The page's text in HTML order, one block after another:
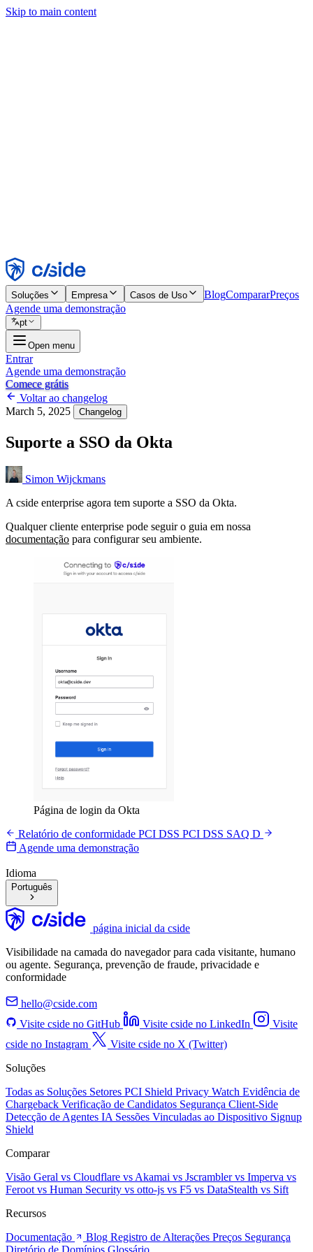
Skip to main content
Rejeitar
Soluções Empresa Casos de Uso BlogCompararPreços
Agende uma demonstração
pt
Open menu
Entrar
Agende uma demonstração
Comece grátis
Voltar ao changelog
March 5, 2025
Changelog
Suporte a SSO da Okta
Simon Wijckmans
A cside enterprise agora tem suporte a SSO da Okta.
Qualquer cliente enterprise pode seguir o guia em nossa
documentação para configurar seu ambiente.
Página de login da Okta
Relatório de conformidade PCI DSS PCI DSS SAQ D
Agende uma demonstração
Idioma
Português
página inicial da cside
Visibilidade na camada do navegador para cada visitante, humano
ou agente. Segurança, prevenção de fraude, privacidade e
conformidade
hello@cside.com
Visite cside no GitHub
Visite cside no LinkedIn
Visite
cside no Instagram
Visite cside no X (Twitter)
Soluções
Todas as Soluções Setores PCI Shield Privacy Watch Evidência de
Chargeback Verificação de Candidatos Segurança Client-Side
Detecção de Agentes IA Sessões Vinculadas ao Dispositivo Signup
Shield
Comparar
Visão Geral vs Cloudflare vs Akamai vs Jscramblervs Imperva vs
Feroot vs Human Security vs otto-js vs F5 vs DataStealth vs Sift
Recursos
Documentação
Blog Registro de Alterações Preços Segurança
Diretório de Domínios Glossário